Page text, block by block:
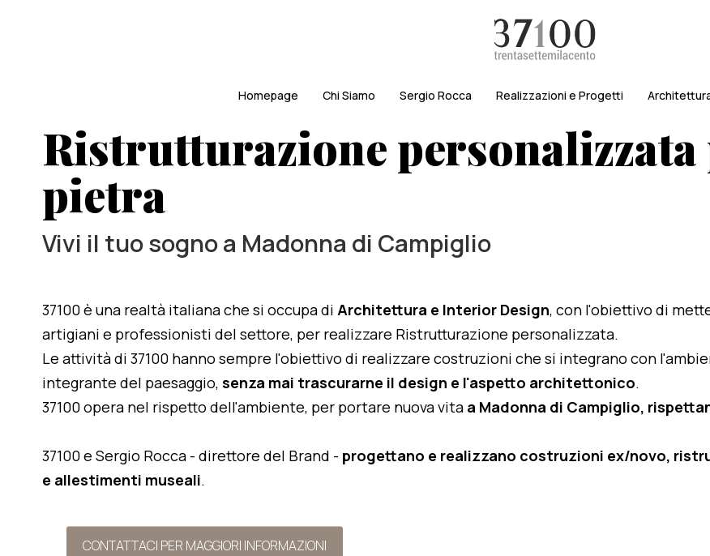
Homepage Chi Siamo Sergio Rocca Realizzazioni e Progetti
Ristrutturazione personalizzata
pietra
Vivi il tuo sogno a Madonna di Campiglio
37100 è una realtà italiana che si occupa di Architettura e Interior Design, con l'obiettivo di
artigiani e professionisti del settore, per realizzare Ristrutturazione personalizzata.
Le attività di 37100 hanno sempre l'obiettivo di realizzare costruzioni che si integrano con
integrante del paesaggio, senza mai trascurarne il design e l'aspetto architettonico.
37100 opera nel rispetto dell'ambiente, per portare nuova vita a Madonna di Campiglio,
37100 e Sergio Rocca - direttore del Brand - progettano e realizzano costruzioni ex/novo,
e allestimenti museali.
CONTATTACI PER MAGGIORI INFORMAZIONI